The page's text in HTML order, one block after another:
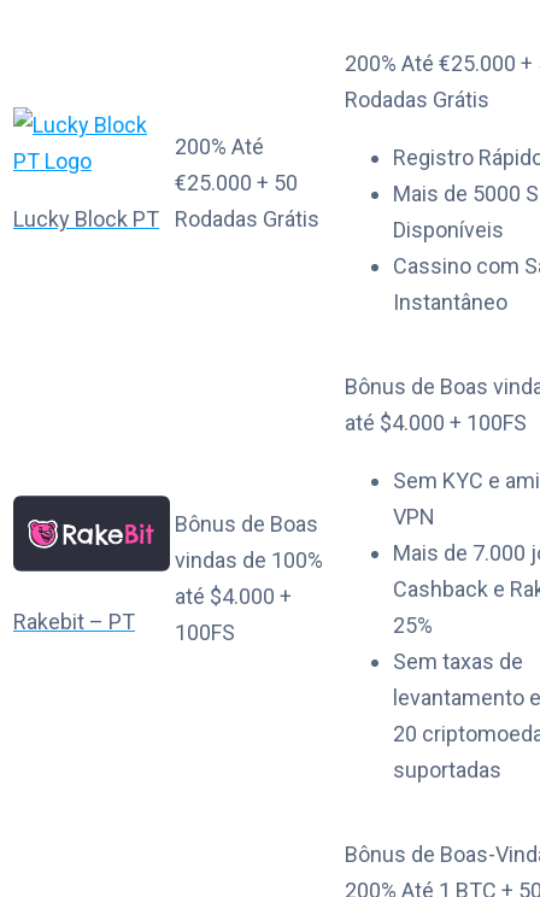
Lucky Block PT
200% Até
€25.000 + 50
Rodadas Grátis
200% Até €25.000 +
Rodadas Grátis
Registro
Mais de 5000
Disponíveis
Cassino com
Instantâneo
Rakebit – PT
Bônus de Boas
vindas de 100%
até $4.000 +
100FS
Bônus de Boas
até $4.000 + 100FS
Sem KYC e
VPN
Mais de 7.000
Cashback e
25%
Sem taxas de
levantamento
20
suportadas
Bônus de Boas-
200% Até 1 BTC +